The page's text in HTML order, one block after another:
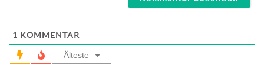
1 KOMMENTAR
Älteste